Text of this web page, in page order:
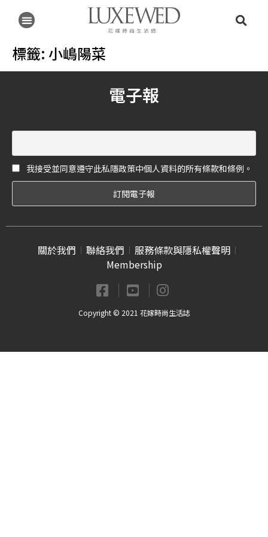
標籤: 小嶋陽菜
電子報
我接受並同意遵守此私隱政策中個人資料的所有條款和條例。
關於我們 聯絡我們
服務條款與隱私權聲明
Membership
Copyright © 2021 花嫁時尚生活誌